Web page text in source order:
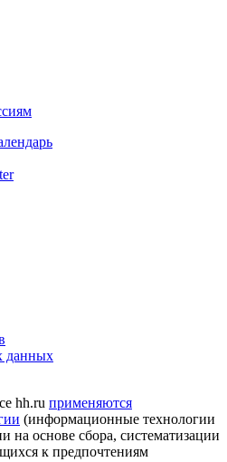
данных
hh.ru применяются
(информационные технологии
на основе сбора, систематизации
к предпочтениям